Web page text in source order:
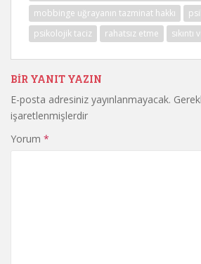
mobbinge uğrayanın tazminat hakkı
psikolojik taciz
rahatsız etme sıkıntı
BIR YANIT YAZIN
E-posta adresiniz yayınlanmayacak.
işaretlenmişlerdir
Yorum *